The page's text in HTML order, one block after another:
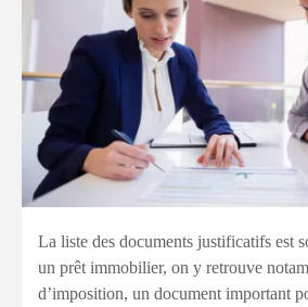
La liste des documents justificatifs est
un prêt immobilier, on y retrouve
d’imposition, un document important